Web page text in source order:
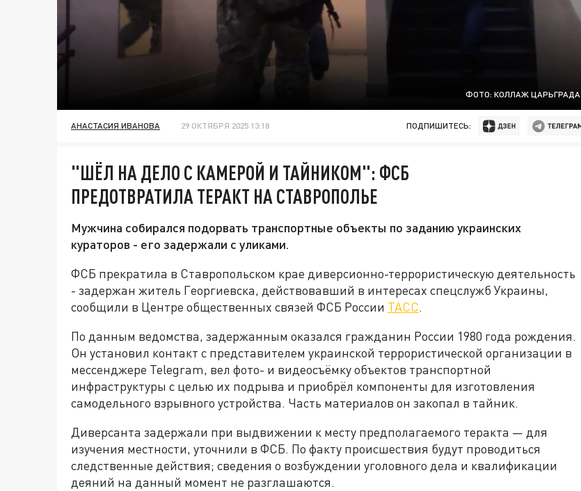
ФОТО: КОЛЛАЖ ЦАРЬГРАДА
АНАСТАСИЯ ИВАНОВА 29 ОКТЯБРЯ 2025 13:18 ПОДПИШИТЕСЬ:
"ШЁЛ НА ДЕЛО С КАМЕРОЙ И ТАЙНИКОМ": ФСБ
ПРЕДОТВРАТИЛА ТЕРАКТ НА СТАВРОПОЛЬЕ
Мужчина собирался подорвать транспортные объекты по заданию украинских
кураторов - его задержали с уликами.
ФСБ прекратила в Ставропольском крае диверсионно-террористическую деятельность
- задержан житель Георгиевска, действовавший в интересах спецслужб Украины,
сообщили в Центре общественных связей ФСБ России ТАСС.
По данным ведомства, задержанным оказался гражданин России 1980 года рождения.
Он установил контакт с представителем украинской террористической организации в
мессенджере Telegram, вел фото- и видеосъёмку объектов транспортной
инфраструктуры с целью их подрыва и приобрёл компоненты для изготовления
самодельного взрывного устройства. Часть материалов он закопал в тайник.
Диверсанта задержали при выдвижении к месту предполагаемого теракта — для
изучения местности, уточнили в ФСБ. По факту происшествия будут проводиться
следственные действия; сведения о возбуждении уголовного дела и квалификации
деяний на данный момент не разглашаются.